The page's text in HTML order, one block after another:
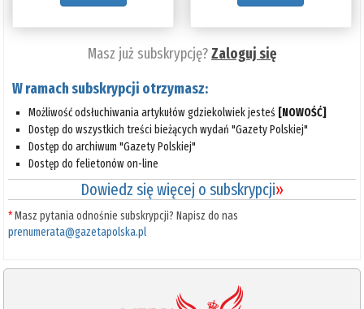
Masz już subskrypcję?Zaloguj się
W ramach subskrypcji otrzymasz:
Możliwość odsłuchiwania artykułów gdziekolwiek jesteś [NOWOŚĆ]
Dostęp do wszystkich treści bieżących wydań "Gazety Polskiej"
Dostęp do archiwum "Gazety Polskiej"
Dostęp do felietonów on-line
Dowiedz się więcej o subskrypcji»
*Masz pytania odnośnie subskrypcji? Napisz do nas
prenumerata@gazetapolska.pl